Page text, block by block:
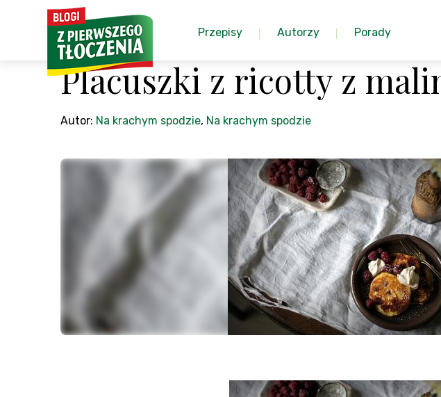
Przepisy Autorzy Porady
Placuszki z ricotty z
Autor: Na krachym spodzie, Na krachym spodzie